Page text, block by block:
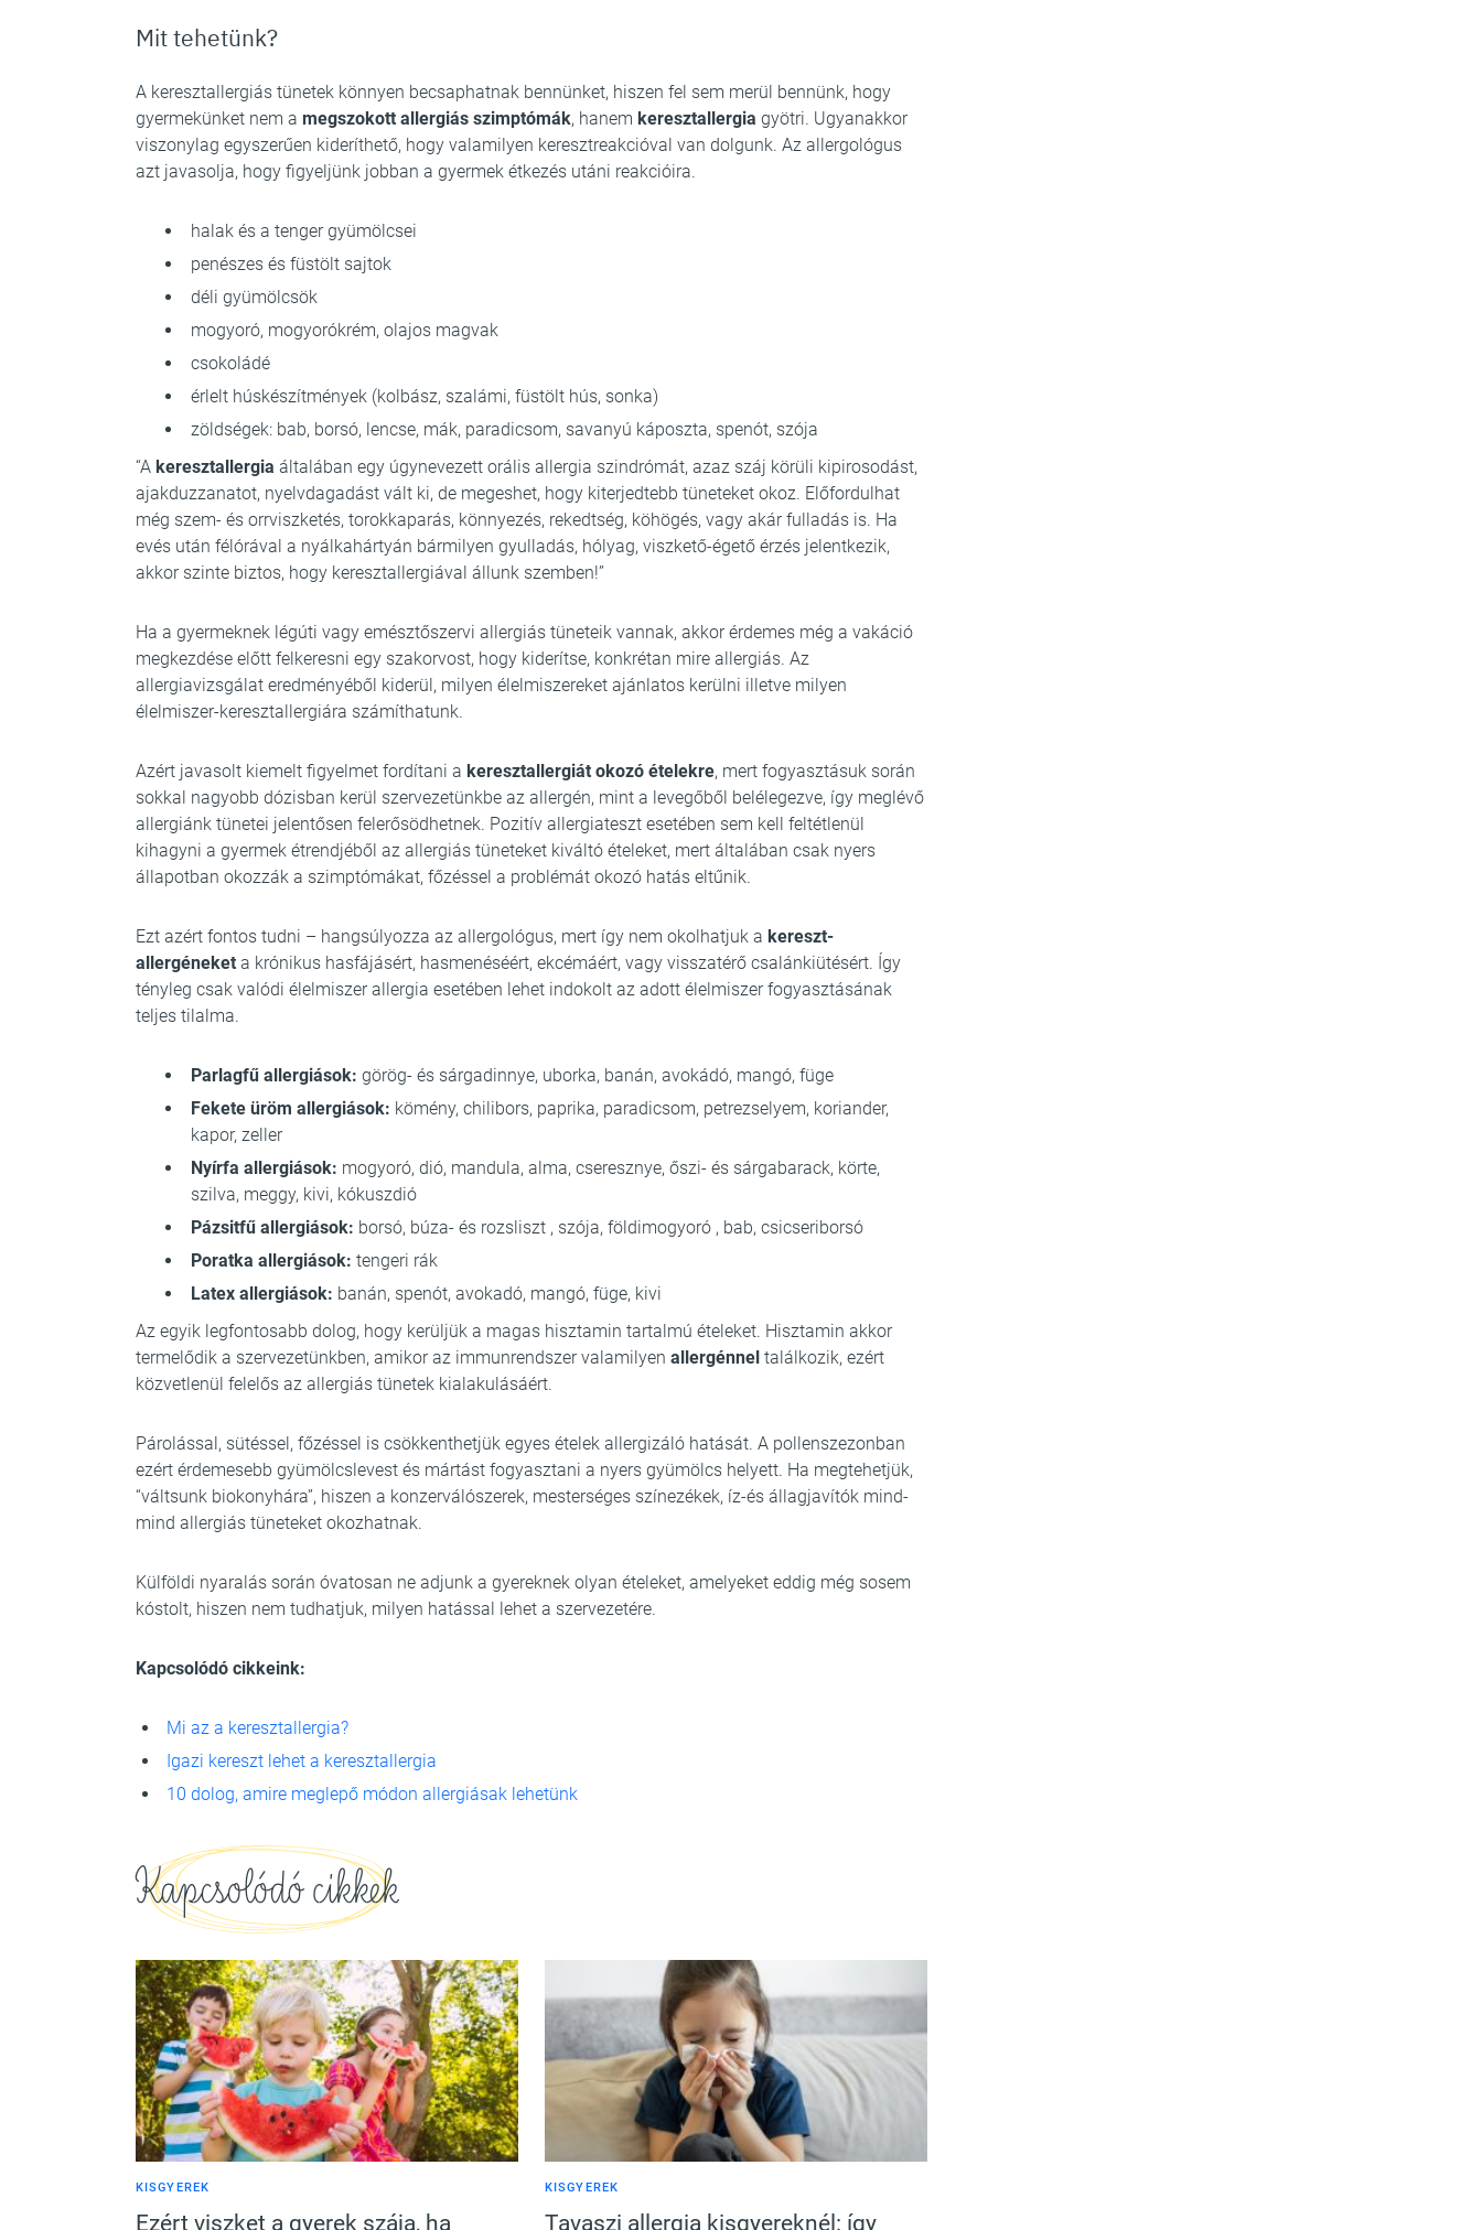
Mit tehetünk?
A keresztallergiás tünetek könnyen becsaphatnak bennünket, hiszen fel sem merül bennünk, hogy
gyermekünket nem a megszokott allergiás szimptómák, hanem keresztallergia gyötri. Ugyanakkor
viszonylag egyszerűen kideríthető, hogy valamilyen keresztreakcióval van dolgunk. Az allergológus
azt javasolja, hogy figyeljünk jobban a gyermek étkezés utáni reakcióira.
halak és a tenger gyümölcsei
penészes és füstölt sajtok
déli gyümölcsök
mogyoró, mogyorókrém, olajos magvak
csokoládé
érlelt húskészítmények (kolbász, szalámi, füstölt hús, sonka)
zöldségek: bab, borsó, lencse, mák, paradicsom, savanyú káposzta, spenót, szója
“A keresztallergia általában egy úgynevezett orális allergia szindrómát, azaz száj körüli kipirosodást,
ajakduzzanatot, nyelvdagadást vált ki, de megeshet, hogy kiterjedtebb tüneteket okoz. Előfordulhat
még szem- és orrviszketés, torokkaparás, könnyezés, rekedtség, köhögés, vagy akár fulladás is. Ha
evés után félórával a nyálkahártyán bármilyen gyulladás, hólyag, viszkető-égető érzés jelentkezik,
akkor szinte biztos, hogy keresztallergiával állunk szemben!”
Ha a gyermeknek légúti vagy emésztőszervi allergiás tüneteik vannak, akkor érdemes még a vakáció
megkezdése előtt felkeresni egy szakorvost, hogy kiderítse, konkrétan mire allergiás. Az
allergiavizsgálat eredményéből kiderül, milyen élelmiszereket ajánlatos kerülni illetve milyen
élelmiszer-keresztallergiára számíthatunk.
Azért javasolt kiemelt figyelmet fordítani a keresztallergiát okozó ételekre, mert fogyasztásuk során
sokkal nagyobb dózisban kerül szervezetünkbe az allergén, mint a levegőből belélegezve, így meglévő
allergiánk tünetei jelentősen felerősödhetnek. Pozitív allergiateszt esetében sem kell feltétlenül
kihagyni a gyermek étrendjéből az allergiás tüneteket kiváltó ételeket, mert általában csak nyers
állapotban okozzák a szimptómákat, főzéssel a problémát okozó hatás eltűnik.
Ezt azért fontos tudni – hangsúlyozza az allergológus, mert így nem okolhatjuk a kereszt-
allergéneket a krónikus hasfájásért, hasmenéséért, ekcémáért, vagy visszatérő csalánkiütésért. Így
tényleg csak valódi élelmiszer allergia esetében lehet indokolt az adott élelmiszer fogyasztásának
teljes tilalma.
Parlagfű allergiások: görög- és sárgadinnye, uborka, banán, avokádó, mangó, füge
Fekete üröm allergiások: kömény, chilibors, paprika, paradicsom, petrezselyem, koriander,
kapor, zeller
Nyírfa allergiások: mogyoró, dió, mandula, alma, cseresznye, őszi- és sárgabarack, körte,
szilva, meggy, kivi, kókuszdió
Pázsitfű allergiások: borsó, búza- és rozsliszt , szója, földimogyoró , bab, csicseriborsó
Poratka allergiások: tengeri rák
Latex allergiások: banán, spenót, avokadó, mangó, füge, kivi
Az egyik legfontosabb dolog, hogy kerüljük a magas hisztamin tartalmú ételeket. Hisztamin akkor
termelődik a szervezetünkben, amikor az immunrendszer valamilyen allergénnel találkozik, ezért
közvetlenül felelős az allergiás tünetek kialakulásáért.
Párolással, sütéssel, főzéssel is csökkenthetjük egyes ételek allergizáló hatását. A pollenszezonban
ezért érdemesebb gyümölcslevest és mártást fogyasztani a nyers gyümölcs helyett. Ha megtehetjük,
“váltsunk biokonyhára”, hiszen a konzerválószerek, mesterséges színezékek, íz-és állagjavítók mind-
mind allergiás tüneteket okozhatnak.
Külföldi nyaralás során óvatosan ne adjunk a gyereknek olyan ételeket, amelyeket eddig még sosem
kóstolt, hiszen nem tudhatjuk, milyen hatással lehet a szervezetére.
Kapcsolódó cikkeink:
Mi az a keresztallergia?
Igazi kereszt lehet a keresztallergia
10 dolog, amire meglepő módon allergiásak lehetünk
Kapcsolódó cikkek
KISGYEREK
Ezért viszket a gyerek szája, ha
KISGYEREK
Tavaszi allergia kisgyereknél: így